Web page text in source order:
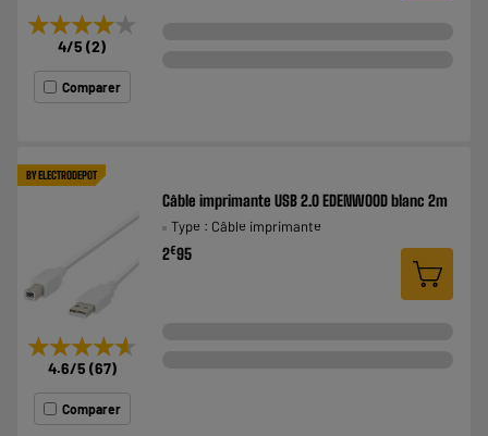
★★★★★
★★★★★
4/5 (2)
Comparer
BY ELECTRODEPOT
★★★★★
★★★★★
4.6/5 (67)
Comparer
Câble imprimante USB 2.0 EDENWOOD blanc 2m
Type : Câble imprimante
2€95